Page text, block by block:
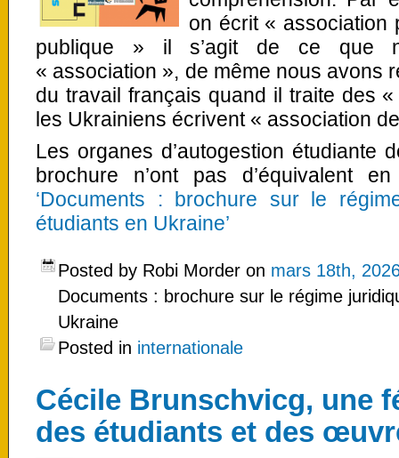
on écrit « association
publique » il s’agit de ce que
« association », de même nous avons
du travail français quand il traite des
les Ukrainiens écrivent « association
Les organes d’autogestion étudiante
brochure n’ont pas d’équivalent
‘Documents : brochure sur le
étudiants en Ukraine’
Posted by Robi Morder on mars 18th,
Documents : brochure sur le régime
Ukraine
Posted in internationale
Cécile Brunschvicg, une
des étudiants et des